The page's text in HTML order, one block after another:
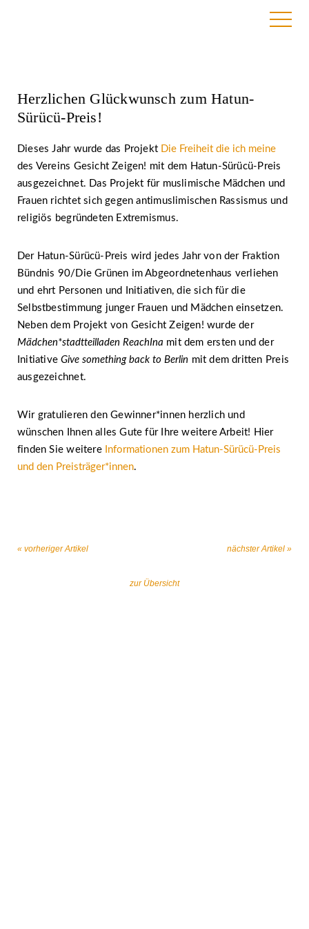
Herzlichen Glückwunsch zum Hatun-
Sürücü-Preis!
Dieses Jahr wurde das Projekt Die Freiheit die ich meine
des Vereins Gesicht Zeigen! mit dem Hatun-Sürücü-Preis
ausgezeichnet. Das Projekt für muslimische Mädchen und
Frauen richtet sich gegen antimuslimischen Rassismus und
religiös begründeten Extremismus.
Der Hatun-Sürücü-Preis wird jedes Jahr von der Fraktion
Bündnis 90/Die Grünen im Abgeordnetenhaus verliehen
und ehrt Personen und Initiativen, die sich für die
Selbstbestimmung junger Frauen und Mädchen einsetzen.
Neben dem Projekt von Gesicht Zeigen! wurde der
Mädchen*stadtteilladen ReachIna mit dem ersten und der
InitiativeGive something back to Berlin mit dem dritten Preis
ausgezeichnet.
Wir gratulieren den Gewinner*innen herzlich und
wünschen Ihnen alles Gute für Ihre weitere Arbeit! Hier
finden Sie weitere Informationen zum Hatun-Sürücü-Preis
und den Preisträger*innen.
« vorheriger Artikel
zur Übersicht
nächster Artikel »